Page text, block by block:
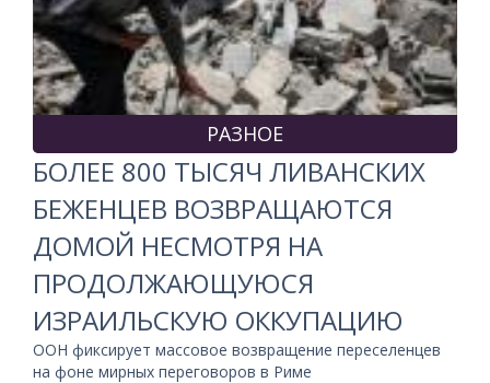
РАЗНОЕ
БОЛЕЕ 800 ТЫСЯЧ ЛИВАНСКИХ
БЕЖЕНЦЕВ ВОЗВРАЩАЮТСЯ
ДОМОЙ НЕСМОТРЯ НА
ПРОДОЛЖАЮЩУЮСЯ
ИЗРАИЛЬСКУЮ ОККУПАЦИЮ
ООН фиксирует массовое возвращение переселенцев
на фоне мирных переговоров в Риме